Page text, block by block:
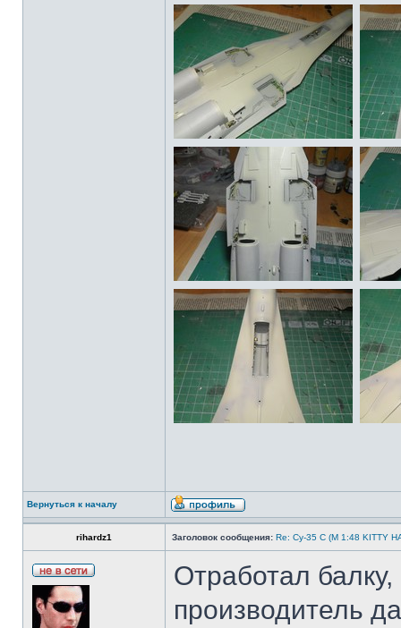
Вернуться к началу
rihardz1 Заголовок сообщения: Re: Су-35 С (М 1:48 KITTY
Отработал балку,
производитель